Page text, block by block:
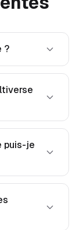
?
puis-je